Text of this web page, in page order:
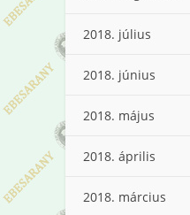
2018. július
2018. június
2018. május
2018. április
2018. március